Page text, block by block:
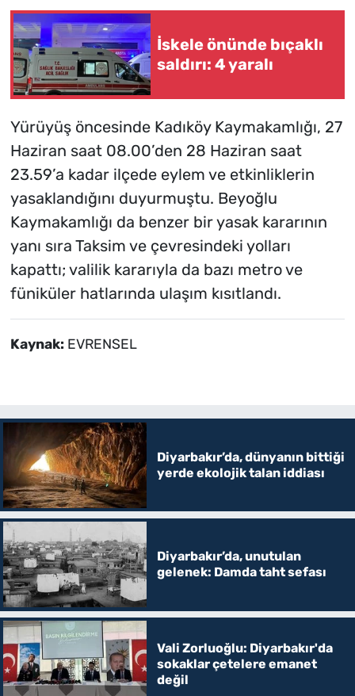
İskele önünde bıçaklı
saldırı: 4 yaralı
Yürüyüş öncesinde Kadıköy Kaymakamlığı, 27
Haziran saat 08.00’den 28 Haziran saat
23.59’a kadar ilçede eylem ve etkinliklerin
yasaklandığını duyurmuştu. Beyoğlu
Kaymakamlığı da benzer bir yasak kararının
yanı sıra Taksim ve çevresindeki yolları
kapattı; valilik kararıyla da bazı metro ve
füniküler hatlarında ulaşım kısıtlandı.
Kaynak: EVRENSEL
Diyarbakır’da, dünyanın bittiği
yerde ekolojik talan iddiası
Diyarbakır’da, unutulan
gelenek: Damda taht sefası
Vali Zorluoğlu: Diyarbakır'da
sokaklar çetelere emanet
değil